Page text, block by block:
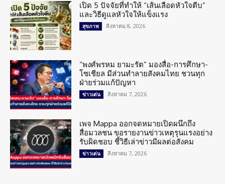
เปิด 5 ปัจจัยที่ทำให้ “เส้นเลือดหัวใจตีบ”
และวิธีดูแลหัวใจให้แข็งแรง
สุขภาพ สิงหาคม 8, 2026
“พงศ์พรหม ยามะรัต” มองสื่อ-การศึกษา-
โซเชียล มีส่วนทำลายสังคมไทย ชวนทุก
ฝ่ายร่วมแก้ปัญหา
ข่าวเด่น สิงหาคม 7, 2026
เพจ Mappa ออกจดหมายเปิดผนึกถึง
สื่อมวลชน ขอรายงานข่าวเหตุรุนแรงอย่าง
รับผิดชอบ ชี้วิธีเล่าข่าวมีผลต่อสังคม
ข่าวเด่น สิงหาคม 7, 2026